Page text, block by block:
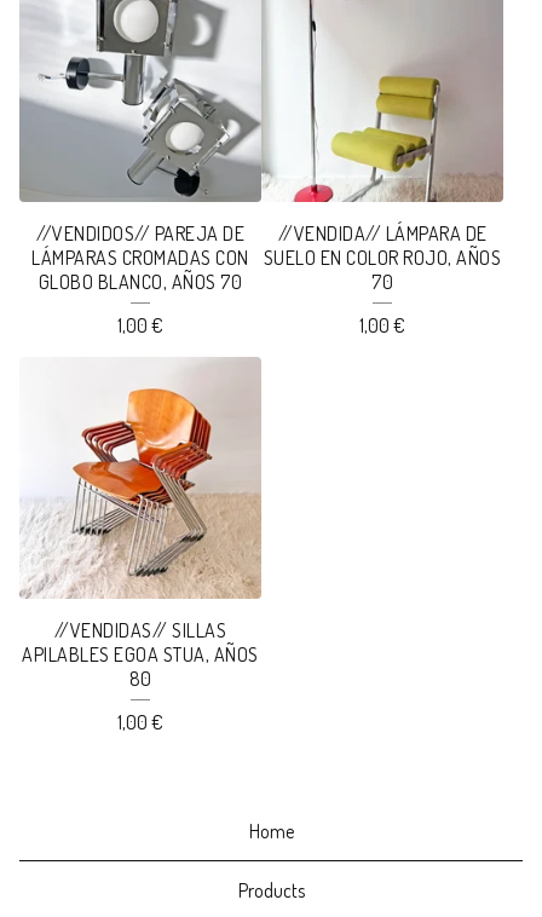
//VENDIDOS// PAREJA DE
LÁMPARAS CROMADAS CON
GLOBO BLANCO, AÑOS 70
1,00 €
//VENDIDA// LÁMPARA DE
SUELO EN COLOR ROJO, AÑOS
70
1,00 €
//VENDIDAS// SILLAS
APILABLES EGOA STUA, AÑOS
80
1,00 €
Home
Products